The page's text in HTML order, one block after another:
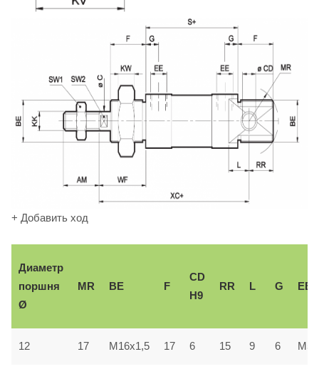
+ Добавить ход
Диаметр
поршня
Ø
MR BE F
CD
H9
RR L G EE
12 17 M16x1,5 17 6 15 9 6